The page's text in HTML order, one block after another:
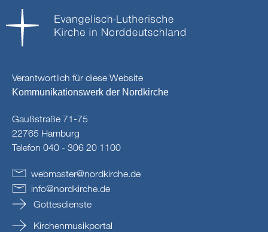
Verantwortlich für diese Website
Kommunikationswerk der Nordkirche
Gaußstraße 71-75
22765 Hamburg
Telefon 040 - 306 20 1100
webmaster@nordkirche de
info@nordkirche.de
Gottesdienste
Kirchenmusikportal